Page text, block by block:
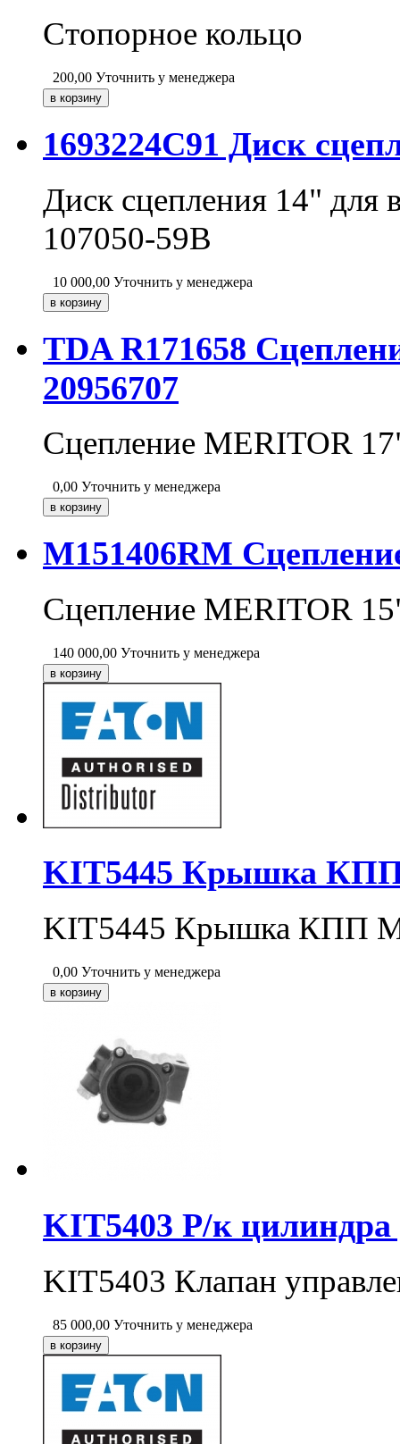
Стопорное кольцо
200,00 Уточнить у менеджера
1693224C91 Диск
Диск сцепления 14" для
107050-59B
10 000,00 Уточнить у менеджера
TDA R171658
20956707
Сцепление MERITOR
0,00 Уточнить у менеджера
M151406RM
Сцепление MERITOR
140 000,00 Уточнить у менеджера
KIT5445 Крышка КПП
KIT5445 Крышка КПП
0,00 Уточнить у менеджера
KIT5403 Р/к
KIT5403 Клапан
85 000,00 Уточнить у менеджера